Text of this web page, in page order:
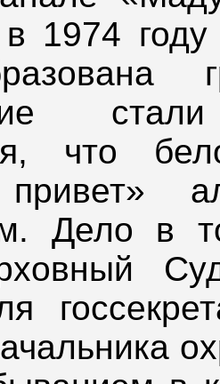
в 1974
что
привет»
Дело в